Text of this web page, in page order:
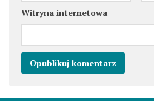
Witryna internetowa